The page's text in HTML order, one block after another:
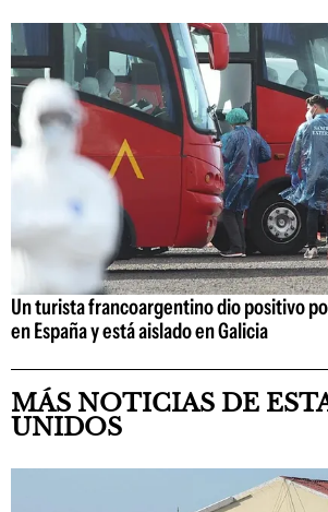
Un turista francoargentino dio positivo
en España y está aislado en Galicia
MÁS NOTICIAS DE
UNIDOS